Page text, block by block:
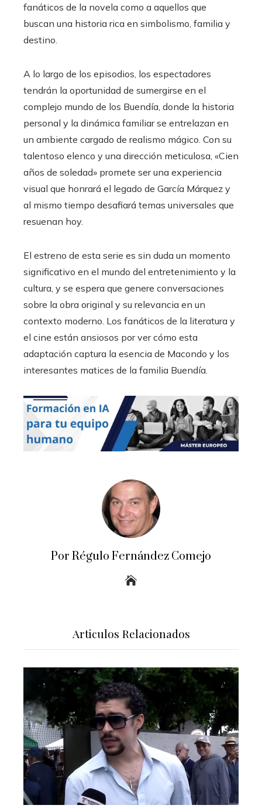
fanáticos de la novela como a aquellos que
buscan una historia rica en simbolismo, familia y
destino.
A lo largo de los episodios, los espectadores
tendrán la oportunidad de sumergirse en el
complejo mundo de los Buendía, donde la historia
personal y la dinámica familiar se entrelazan en
un ambiente cargado de realismo mágico. Con su
talentoso elenco y una dirección meticulosa, «Cien
años de soledad» promete ser una experiencia
visual que honrará el legado de García Márquez y
al mismo tiempo desafiará temas universales que
resuenan hoy.
El estreno de esta serie es sin duda un momento
significativo en el mundo del entretenimiento y la
cultura, y se espera que genere conversaciones
sobre la obra original y su relevancia en un
contexto moderno. Los fanáticos de la literatura y
el cine están ansiosos por ver cómo esta
adaptación captura la esencia de Macondo y los
interesantes matices de la familia Buendía.
Por Régulo Fernández Comejo
Articulos Relacionados